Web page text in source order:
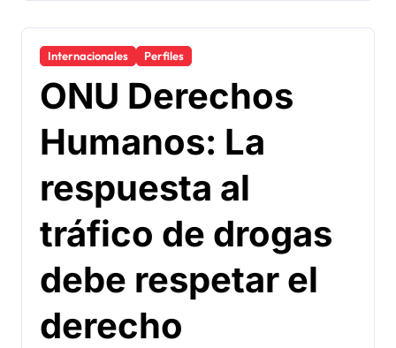
Internacionales Perfiles
ONU Derechos
Humanos: La
respuesta al
tráfico de drogas
debe respetar el
derecho